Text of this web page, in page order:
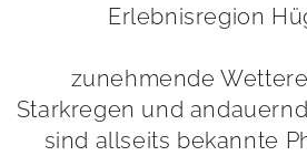
Erlebnisregion
zunehmende
Starkregen und
sind allseits bekannte